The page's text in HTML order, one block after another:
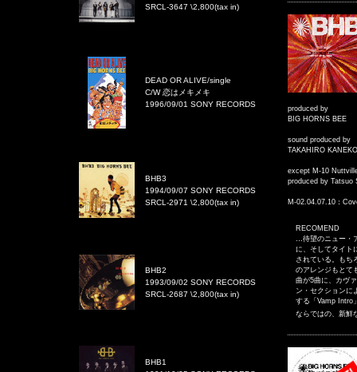
produced by
BIG HORNS BEE
sound produced by
TAKAHIRO KANEKO
except M-10
produced by Tatsuo
M-02.04.07.10：
RECOMEND
…待望のニュー・
に、そしてタイト
されている。もち
のアレンジもとて
曲が5曲に、カヴ
ン・セクションに
する「Vamp Intro
ならではの、新鮮
SRCL-3647 \2,800(tax in)
DEAD OR ALIVE/single
C/W 恋はメキメキ
1996/09/01 SONY RECORDS
BHB3
1994/09/07 SONY RECORDS
SRCL-2971 \2,800(tax in)
BHB2
1993/09/02 SONY RECORDS
SRCL-2687 \2,800(tax in)
BHB1